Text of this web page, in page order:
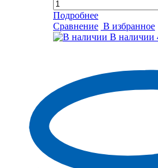
Подробнее
Сравнение В избранное
В наличии